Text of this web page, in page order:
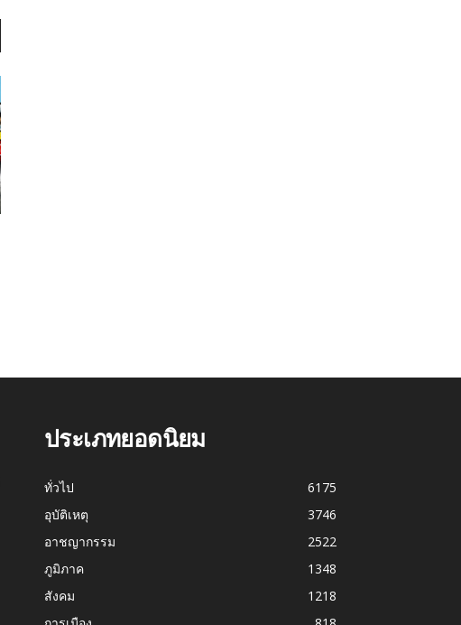
ประเภทยอดนิยม
ทั่วไป
6175
อุบัติเหตุ
3746
อาชญากรรม
2522
ภูมิภาค
1348
สังคม
1218